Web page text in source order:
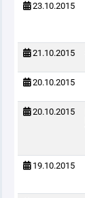
23.10.2015
21.10.2015
20.10.2015
20.10.2015
19.10.2015